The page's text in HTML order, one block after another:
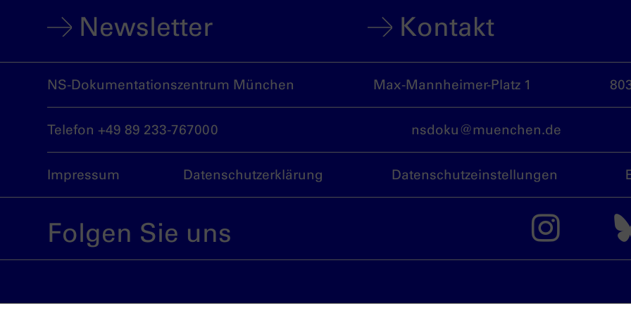
Newsletter Kontakt
NS-Dokumentationszentrum München Max-Mannheimer-Platz 1
Telefon +49 89 233-767000 nsdoku@muenchen.de
Impressum Datenschutzerklärung Datenschutzeinstellungen
Folgen Sie uns Das